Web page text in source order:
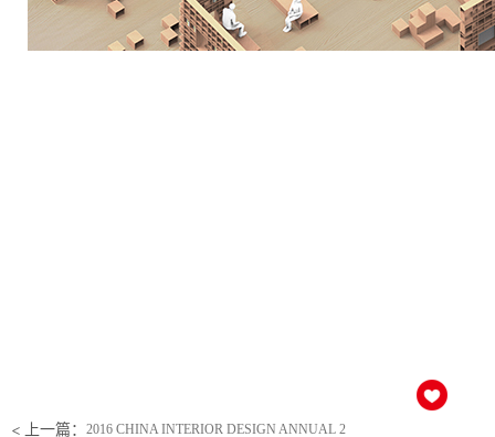
< 上一篇： 2016 CHINA INTERIOR DESIGN ANNUAL 2